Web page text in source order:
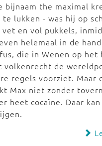
bijnaam the maximal
lukken - was hij op
en vol pukkels,
helemaal in de
die in Wenen op het
volkenrecht de
regels voorziet. Maar
Max niet zonder
heet cocaïne. Daar